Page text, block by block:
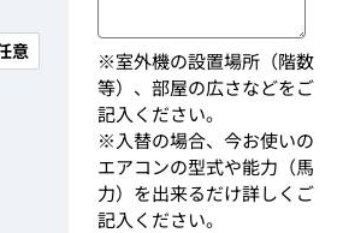
意
※室外機の設置場所（階数
等）、部屋の広さなどをご
記入ください。
※入替の場合、今お使いの
エアコンの型式や能力（馬
力）を出来るだけ詳しくご
記入ください。